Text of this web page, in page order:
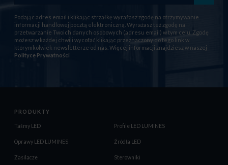
Podając adres email i klikając strzałkę wyrażasz zgodę na otrzymywanie
informacji handlowej pocztą elektroniczną. Wyrażasz też zgodę na
przetwarzanie Twoich danych osobowych (adresu email) w tym celu. Zgodę
możesz w każdej chwili wycofać klikając przeznaczony do tego link w
którymkolwiek newsletterze od nas. Więcej informacji znajdziesz w naszej
Polityce Prywatności
PRODUKTY
Taśmy LED Profile LED LUMINES
Oprawy LED LUMINES Źródła LED
Zasilacze Sterowniki